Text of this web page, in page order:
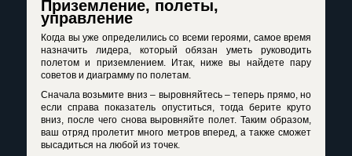
Приземление, полеты,
управление
Когда вы уже определились со всеми героями, самое время
назначить лидера, который обязан уметь руководить
полетом и приземлением. Итак, ниже вы найдете пару
советов и диаграмму по полетам.
Сначала возьмите вниз – выровняйтесь – теперь прямо, но
если справа показатель опуститься, тогда берите круто
вниз, после чего снова выровняйте полет. Таким образом,
ваш отряд пролетит много метров вперед, а также сможет
высадиться на любой из точек.